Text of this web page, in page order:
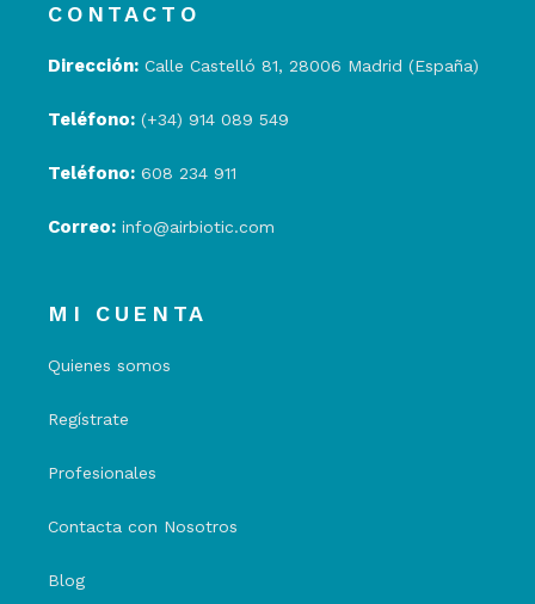
CONTACTO
Dirección: Calle Castelló 81, 28006 Madrid (España)
Teléfono: (+34) 914 089 549
Teléfono: 608 234 911
Correo: info@airbiotic.com
MI CUENTA
Quienes somos
Regístrate
Profesionales
Contacta con Nosotros
Blog